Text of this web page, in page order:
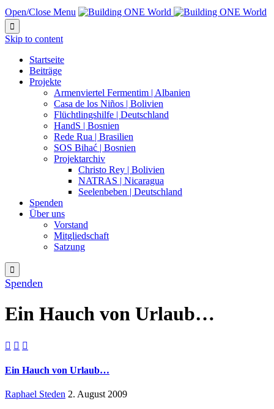
Open/Close Menu

Skip to content
Startseite
Beiträge
Projekte
Armenviertel Fermentim | Albanien
Casa de los Niños | Bolivien
Flüchtlingshilfe | Deutschland
HandS | Bosnien
Rede Rua | Brasilien
SOS Bihać | Bosnien
Projektarchiv
Christo Rey | Bolivien
NATRAS | Nicaragua
Seelenbeben | Deutschland
Spenden
Über uns
Vorstand
Mitgliedschaft
Satzung

Spenden
Ein Hauch von Urlaub…
  
Ein Hauch von Urlaub…
Raphael Steden 2. August 2009